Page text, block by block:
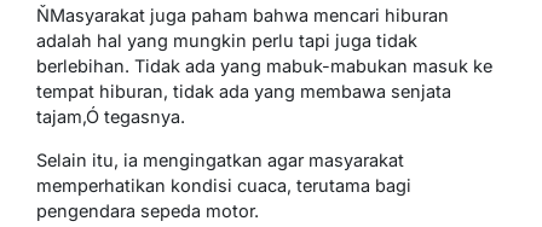
ŇMasyarakat juga paham bahwa mencari hiburan
adalah hal yang mungkin perlu tapi juga tidak
berlebihan. Tidak ada yang mabuk-mabukan masuk ke
tempat hiburan, tidak ada yang membawa senjata
tajam,Ó tegasnya.
Selain itu, ia mengingatkan agar masyarakat
memperhatikan kondisi cuaca, terutama bagi
pengendara sepeda motor.